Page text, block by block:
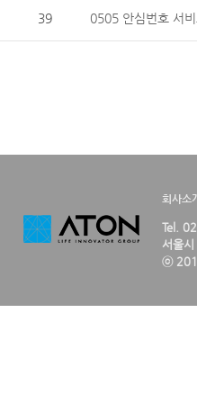
39 0505 안심번호 서
회사소
Tel.
서울
ⓒ